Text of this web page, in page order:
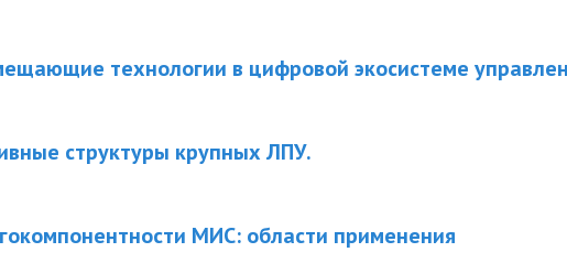
технологии в цифровой экосистеме
структуры крупных ЛПУ.
МИС: области применения